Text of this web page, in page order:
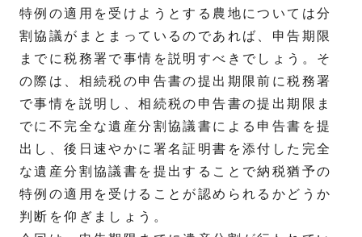
特例の適用を受けようとする農地については分
割協議がまとまっているのであれば、申告期限
までに税務署で事情を説明すべきでしょう。そ
の際は、相続税の申告書の提出期限前に税務署
で事情を説明し、相続税の申告書の提出期限ま
でに不完全な遺産分割協議書による申告書を提
出し、後日速やかに署名証明書を添付した完全
な遺産分割協議書を提出することで納税猶予の
特例の適用を受けることが認められるかどうか
判断を仰ぎましょう。